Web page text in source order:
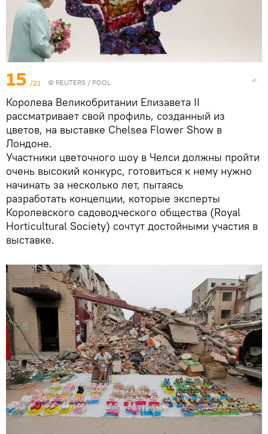
15 /21 © REUTERS / POOL
Королева Великобритании Елизавета II
рассматривает свой профиль, созданный из
цветов, на выставке Chelsea Flower Show в
Лондоне.
Участники цветочного шоу в Челси должны пройти
очень высокий конкурс, готовиться к нему нужно
начинать за несколько лет, пытаясь
разработать концепции, которые эксперты
Королевского садоводческого общества (Royal
Horticultural Society) сочтут достойными участия в
выставке.